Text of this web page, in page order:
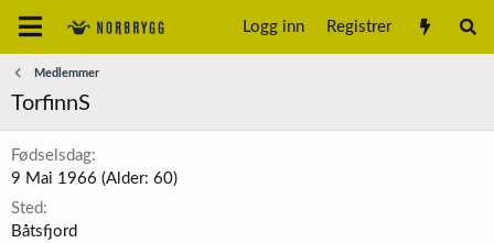
Logg inn Registrer
Medlemmer
TorfinnS
Fødselsdag
9 Mai 1966 (Alder: 60)
Sted
Båtsfjord